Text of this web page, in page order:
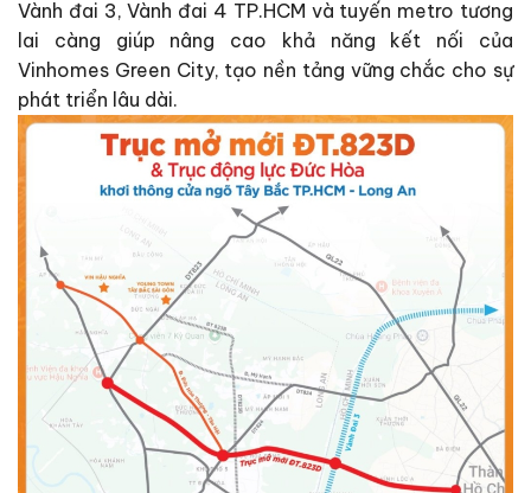
Vành đai 3, Vành đai 4 TP.HCM và tuyến metro tương
lai càng giúp nâng cao khả năng kết nối của
Vinhomes Green City, tạo nền tảng vững chắc cho sự
phát triển lâu dài.